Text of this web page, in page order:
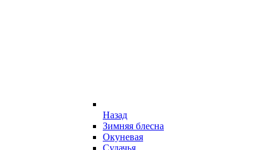
Назад
Зимняя блесна
Окуневая
Судачья